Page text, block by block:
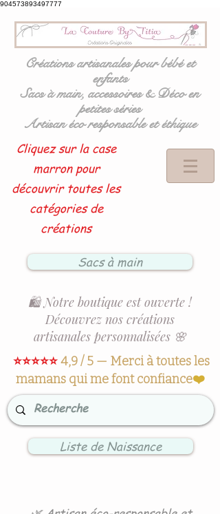
904573893497777
Créations artisanales pour bébé et
enfants
Sacs à main, accessoires & Déco en
petites séries
Artisan éco responsable et éthique
Cliquez sur la case
marron pour
découvrir toutes les
catégories de
créations
Sacs à main
🛍️ Notre boutique est ouverte !
Découvrez nos créations
artisanales personnalisées 🌸
⭐⭐⭐⭐⭐4,9 / 5 — Merci à toutes les
mamans qui me font confiance❤️
Liste de Naissance